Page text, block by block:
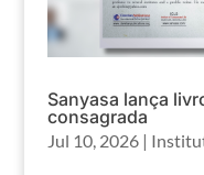
Sanyasa lança
consagrada
Jul 10, 2026|